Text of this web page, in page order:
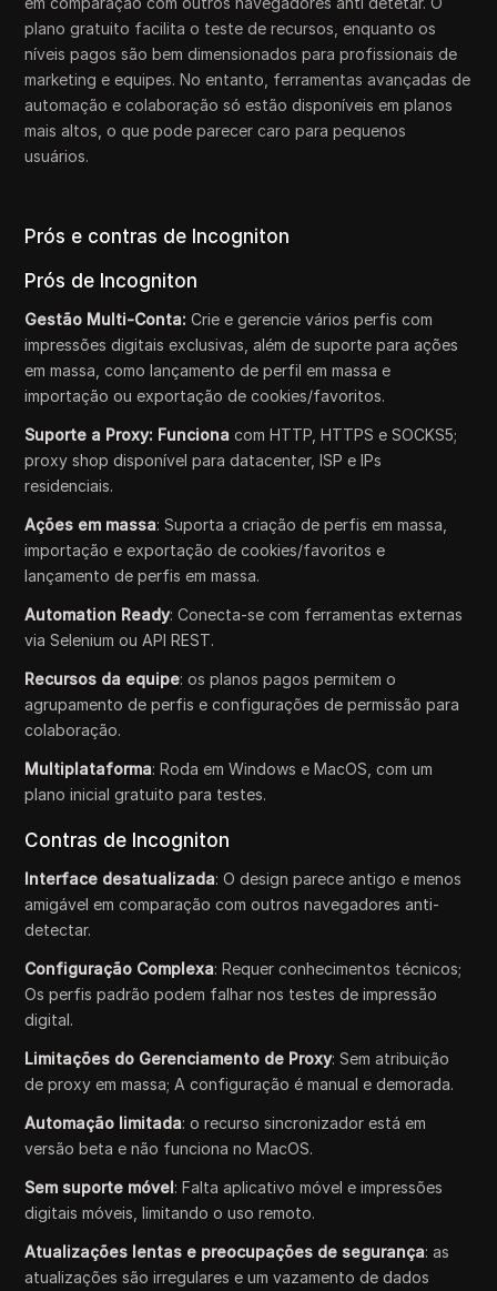
plano gratuito facilita o teste de recursos, enquanto os
níveis pagos são bem dimensionados para profissionais de
marketing e equipes. No entanto, ferramentas avançadas de
automação e colaboração só estão disponíveis em planos
mais altos, o que pode parecer caro para pequenos
usuários.
Prós e contras de Incogniton
Prós de Incogniton
Gestão Multi-Conta:Crie e gerencie vários perfis com
impressões digitais exclusivas, além de suporte para ações
em massa, como lançamento de perfil em massa e
importação ou exportação de cookies/favoritos.
Suporte a Proxy: Funciona com HTTP, HTTPS e SOCKS5;
proxy shop disponível para datacenter, ISP e IPs
residenciais.
Ações em massa: Suporta a criação de perfis em massa,
importação e exportação de cookies/favoritos e
lançamento de perfis em massa.
Automation Ready: Conecta-se com ferramentas externas
via Selenium ou API REST.
Recursos da equipe: os planos pagos permitem o
agrupamento de perfis e configurações de permissão para
colaboração.
Multiplataforma: Roda em Windows e MacOS, com um
plano inicial gratuito para testes.
Contras de Incogniton
Interface desatualizada: O design parece antigo e menos
amigável em comparação com outros navegadores anti-
detectar.
Configuração Complexa: Requer conhecimentos técnicos;
Os perfis padrão podem falhar nos testes de impressão
digital.
Limitações do Gerenciamento de Proxy: Sem atribuição
de proxy em massa; A configuração é manual e demorada.
Automação limitada: o recurso sincronizador está em
versão beta e não funciona no MacOS.
Sem suporte móvel: Falta aplicativo móvel e impressões
digitais móveis, limitando o uso remoto.
Atualizações lentas e preocupações de segurança: as
atualizações são irregulares e um vazamento de dados